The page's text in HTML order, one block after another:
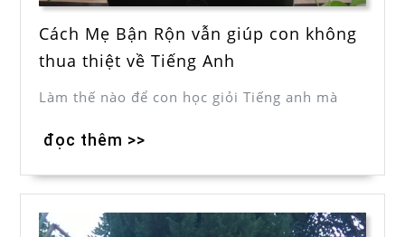
Cách Mẹ Bận Rộn vẫn giúp con không
thua thiệt về Tiếng Anh
Làm thế nào để con học giỏi Tiếng anh mà
đọc thêm >>